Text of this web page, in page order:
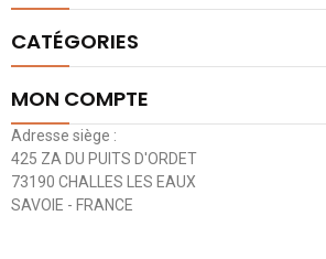
CATÉGORIES
MON COMPTE
Adresse siège :
425 ZA DU PUITS D'ORDET
73190 CHALLES LES EAUX
SAVOIE - FRANCE